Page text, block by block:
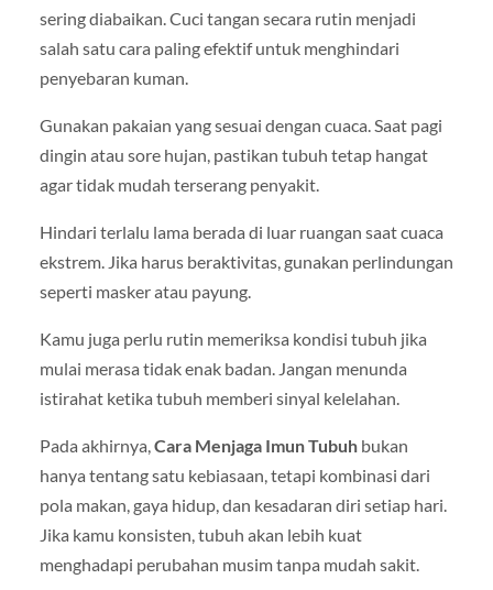
sering diabaikan. Cuci tangan secara rutin menjadi
salah satu cara paling efektif untuk menghindari
penyebaran kuman.
Gunakan pakaian yang sesuai dengan cuaca. Saat pagi
dingin atau sore hujan, pastikan tubuh tetap hangat
agar tidak mudah terserang penyakit.
Hindari terlalu lama berada di luar ruangan saat cuaca
ekstrem. Jika harus beraktivitas, gunakan perlindungan
seperti masker atau payung.
Kamu juga perlu rutin memeriksa kondisi tubuh jika
mulai merasa tidak enak badan. Jangan menunda
istirahat ketika tubuh memberi sinyal kelelahan.
Pada akhirnya,Cara Menjaga Imun Tubuhbukan
hanya tentang satu kebiasaan, tetapi kombinasi dari
pola makan, gaya hidup, dan kesadaran diri setiap hari.
Jika kamu konsisten, tubuh akan lebih kuat
menghadapi perubahan musim tanpa mudah sakit.